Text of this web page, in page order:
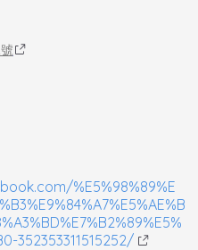
%E5%98%89%E
352353311515252/